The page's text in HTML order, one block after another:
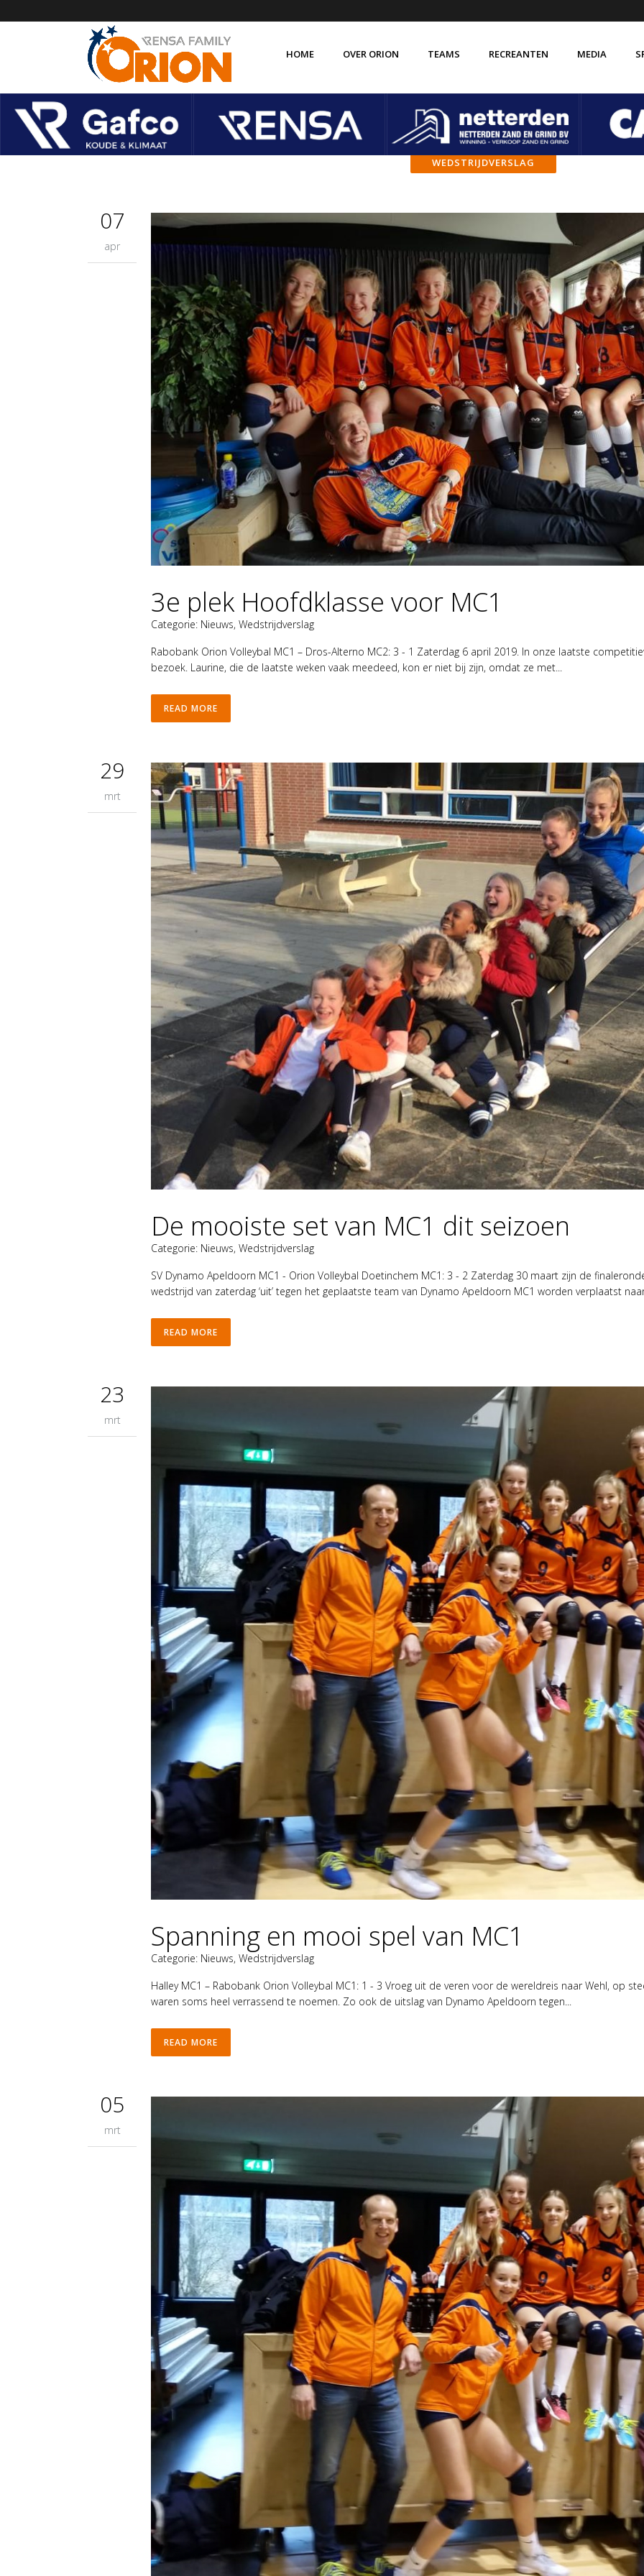
HOME OVER ORION
Over de vereniging Orion
Organisatie
Verenigingsbrede gedragscode
Vertrouwenscontactpersoon
TEAMS RECREANTEN MEDIA
WEDSTRIJDVERSLAG
07
apr
3e plek Hoofdklasse voor MC1
Categorie: Nieuws, Wedstrijdverslag
Rabobank Orion Volleybal MC1 – Dros-Alterno MC2: 3 - 1 Zaterdag 6 april 2019. In onze laatste
bezoek. Laurine, die de laatste weken vaak meedeed, kon er niet bij zijn, omdat ze met...
READ MORE
29
mrt
De mooiste set van MC1 dit seizoen
Categorie: Nieuws, Wedstrijdverslag
SV Dynamo Apeldoorn MC1 - Orion Volleybal Doetinchem MC1: 3 - 2 Zaterdag 30 maart zijn de
wedstrijd van zaterdag ‘uit’ tegen het geplaatste team van Dynamo Apeldoorn MC1 worden verplaatst
READ MORE
23
mrt
Spanning en mooi spel van MC1
Categorie: Nieuws, Wedstrijdverslag
Halley MC1 – Rabobank Orion Volleybal MC1: 1 - 3 Vroeg uit de veren voor de wereldreis naar Wehl, op
waren soms heel verrassend te noemen. Zo ook de uitslag van Dynamo Apeldoorn tegen...
READ MORE
05
mrt